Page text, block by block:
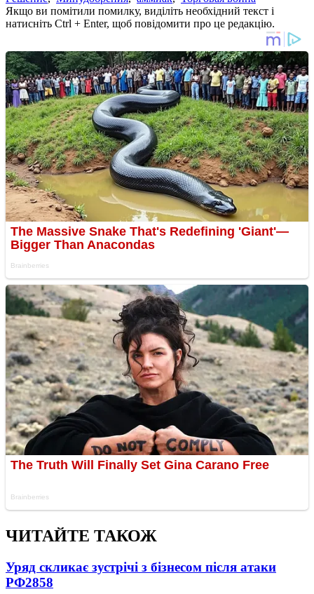
Якщо ви помітили помилку, виділіть необхідний текст і
натисніть Ctrl + Enter, щоб повідомити про це редакцію.
ЧИТАЙТЕ ТАКОЖ
Уряд скликає зустрічі з бізнесом після атаки
РФ2858